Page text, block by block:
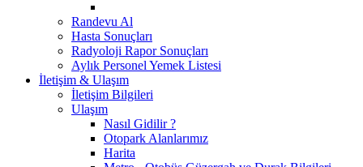
Randevu Al
Hasta Sonuçları
Radyoloji Rapor Sonuçları
Aylık Personel Yemek Listesi
İletişim & Ulaşım
İletişim Bilgileri
Ulaşım
Nasıl Gidilir ?
Otopark Alanlarımız
Harita